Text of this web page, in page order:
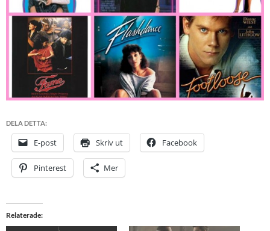
DELA DETTA:
E-post Skriv ut Facebook
Pinterest Mer
Relaterade